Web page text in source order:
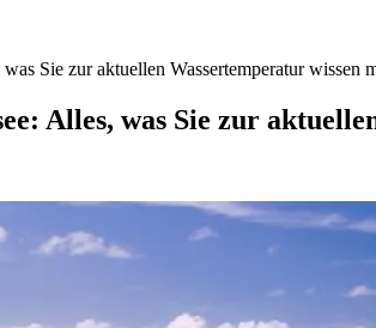
Sie zur aktuellen Wassertemperatur wissen
Alles, was Sie zur